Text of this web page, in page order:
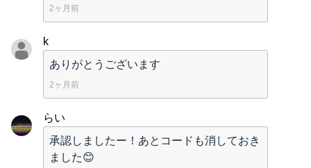
2ヶ月前
k
ありがとうございます
2ヶ月前
らい
承認しましたー！あとコードも消しておき
ました😊